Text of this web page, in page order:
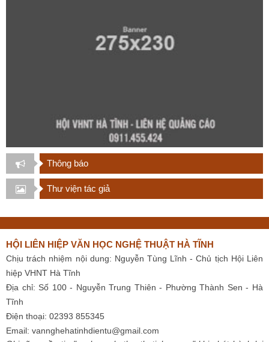
Thông báo
Thư viện tác giả
HỘI LIÊN HIỆP VĂN HỌC NGHỆ THUẬT HÀ TĨNH
Chịu trách nhiệm nội dung: Nguyễn Tùng Lĩnh - Chủ tịch Hội Liên
hiệp VHNT Hà Tĩnh
Địa chỉ: Số 100 - Nguyễn Trung Thiên - Phường Thành Sen - Hà
Tĩnh
Điện thoại: 02393 855345
Email: vannghehatinhdientu@gmail.com